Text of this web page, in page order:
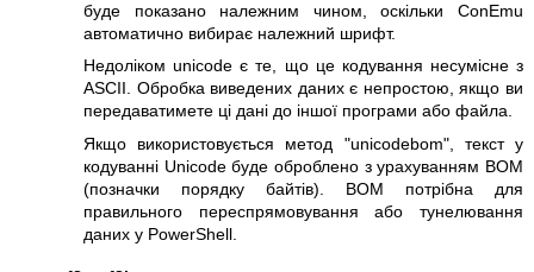
буде показано належним чином, оскільки ConEmu
автоматично вибирає належний шрифт.
Недоліком unicode є те, що це кодування несумісне з
ASCII. Обробка виведених даних є непростою, якщо ви
передаватимете ці дані до іншої програми або файла.
Якщо використовується метод "unicodebom", текст у
кодуванні Unicode буде оброблено з урахуванням BOM
(позначки порядку байтів). BOM потрібна для
правильного переспрямовування або тунелювання
даних у PowerShell.